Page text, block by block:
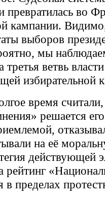
превратилась во
кампании.
выборов
мы
ветвь
избирательной
время
решается
на её
действующей
рейтинг
в пределах